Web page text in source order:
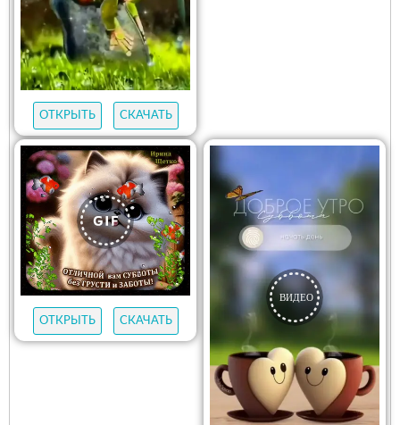
ОТКРЫТЬ СКАЧАТЬ
ОТКРЫТЬ СКАЧАТЬ